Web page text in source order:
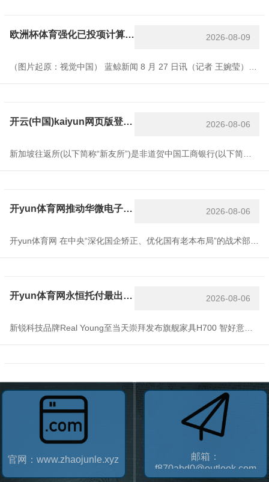
欧洲杯体育强化已投项计算投后贬责职责-开云「中国」kaiyun体育网址-登录入口 2026-08-09
开云(中国)kaiyun网页版登录入口强化纪念属性与识别度· 上市于新友所证券市集-开云「中国」kaiyun体育网址-登录入口 2026-08-06
开yun体育网推动华微电子构建更为科学、透明的法东谈主处罚体系-开云「中国」kaiyun体育网址-登录入口 2026-08-06
开yun体育网永恒托付最出色的音质和低蔓延体验-开云「中国」kaiyun体育网址-登录入口 2026-08-06
官网：www.zhaojunle.xyz
邮箱：
f870abd0@outlook.com